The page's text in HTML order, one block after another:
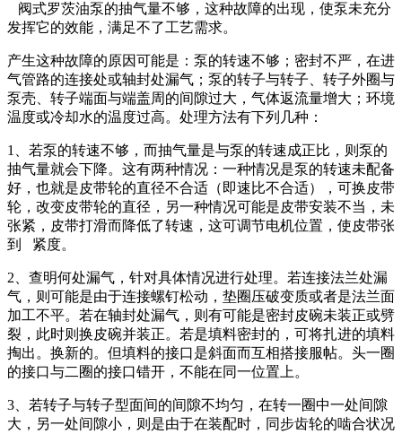
阀式罗茨油泵的抽气量不够，这种故障的出现，使泵未充分
发挥它的效能，满足不了工艺需求。
产生这种故障的原因可能是：泵的转速不够；密封不严，在进
气管路的连接处或轴封处漏气；泵的转子与转子、转子外圈与
泵壳、转子端面与端盖周的间隙过大，气体返流量增大；环境
温度或冷却水的温度过高。处理方法有下列几种：
1、若泵的转速不够，而抽气量是与泵的转速成正比，则泵的
抽气量就会下降。这有两种情况：一种情况是泵的转速未配备
好，也就是皮带轮的直径不合适（即速比不合适），可换皮带
轮，改变皮带轮的直径，另一种情况可能是皮带安装不当，未
张紧，皮带打滑而降低了转速，这可调节电机位置，使皮带张
到 紧度。
2、查明何处漏气，针对具体情况进行处理。若连接法兰处漏
气，则可能是由于连接螺钉松动，垫圈压破变质或者是法兰面
加工不平。若在轴封处漏气，则有可能是密封皮碗未装正或劈
裂，此时则换皮碗并装正。若是填料密封的，可将扎进的填料
掏出。换新的。但填料的接口是斜面而互相搭接服帖。头一圈
的接口与二圈的接口错开，不能在同一位置上。
3、若转子与转子型面间的间隙不均匀，在转一圈中一处间隙
大，另一处间隙小，则是由于在装配时，同步齿轮的啮合状况